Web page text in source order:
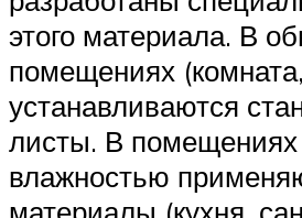
этого материала. В
помещениях
устанавливаются
листы. В помещениях
влажностью